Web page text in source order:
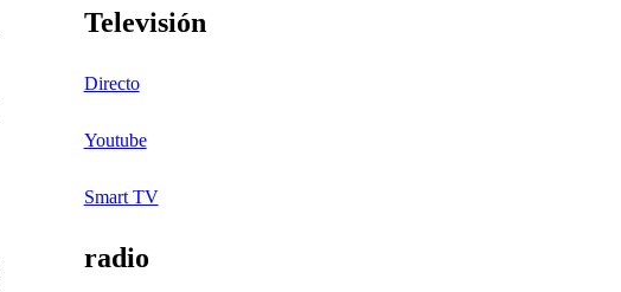
Televisión
Directo
Youtube
Smart TV
radio